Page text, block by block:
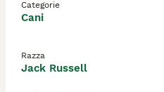
Categorie
Cani
Razza
Jack Russell